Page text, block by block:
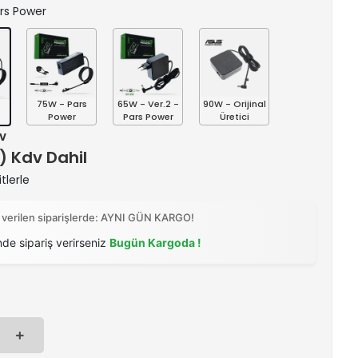
Power
75W - Pars
Power
65W - Ver.2 -
Pars Power
90W - Orijinal
Üretici
Kdv Dahil
siparişlerde: AYNI GÜN KARGO!
sipariş verirseniz Bugün Kargoda !